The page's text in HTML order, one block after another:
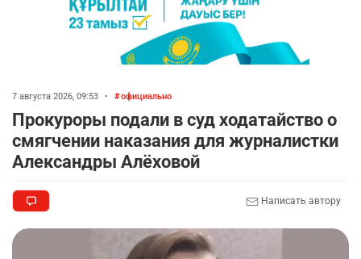
7 августа 2026, 09:53 • официально
Прокуроры подали в суд ходатайство о
смягчении наказания для журналистки
Александры Алёховой
Написать автору